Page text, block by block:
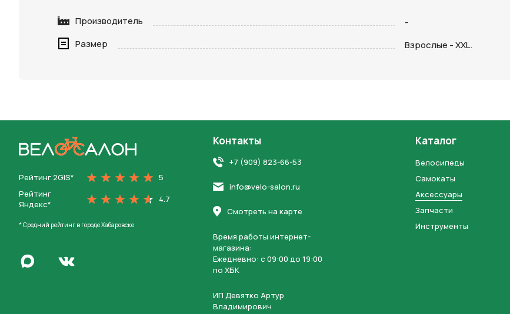
Производитель
-
Размер
Взрослые - XXL.
Рейтинг 2GIS*
5
Рейтинг
Яндекс*
4.7
* Средний рейтинг в городе Хабаровске
Написать в MaxПерейти во Вконтакте
Контакты
+7 (909) 823-66-53
info@velo-salon.ru
Смотреть на карте
Время работы интернет-
магазина:
Ежедневно: c 09:00 до 19:00
по ХБК
ИП Девятко Артур
Владимирович
Каталог
Велосипеды
Самокаты
Аксессуары
Запчасти
Инструменты
Отправить
Нажимая на кнопку “Отправить заявку”, вы даетесогласие на обработку